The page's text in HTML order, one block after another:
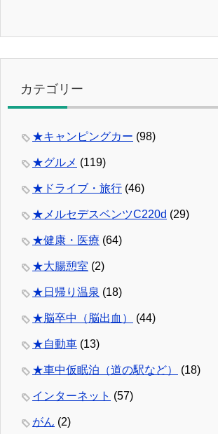
カテゴリー
★キャンピングカー (98)
★グルメ (119)
★ドライブ・旅行 (46)
★メルセデスベンツC220d (29)
★健康・医療 (64)
★大腸憩室 (2)
★日帰り温泉 (18)
★脳卒中（脳出血） (44)
★自動車 (13)
★車中仮眠泊（道の駅など） (18)
インターネット (57)
がん (2)